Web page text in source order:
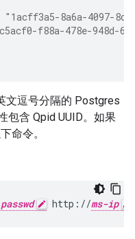
"1acff3a5-8a6a-4097-
f88a-478e-948d-
文逗号分隔的 Postgres
包含 Qpid UUID。如果
命令。
passwd http://ms-ip